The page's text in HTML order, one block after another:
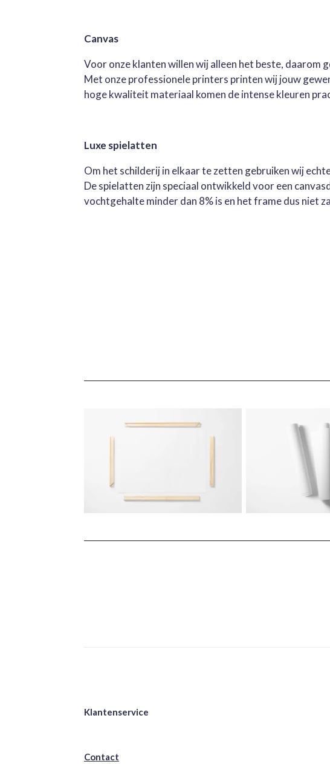
Canvas
Voor onze klanten willen wij alleen het beste, daarom
Met onze professionele printers printen wij jouw
hoge kwaliteit materiaal komen de intense kleuren
Luxe spielatten
Om het schilderij in elkaar te zetten gebruiken wij
De spielatten zijn speciaal ontwikkeld voor een
vochtgehalte minder dan 8% is en het frame dus niet
Klantenservice
Contact